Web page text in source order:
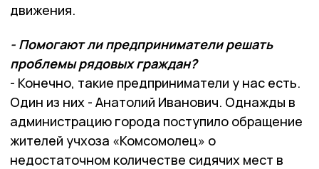
движения.
- Помогают ли предприниматели решать
проблемы рядовых граждан?
- Конечно, такие предприниматели у нас есть.
Один из них - Анатолий Иванович. Однажды в
администрацию города поступило обращение
жителей учхоза «Комсомолец» о
недостаточном количестве сидячих мест в